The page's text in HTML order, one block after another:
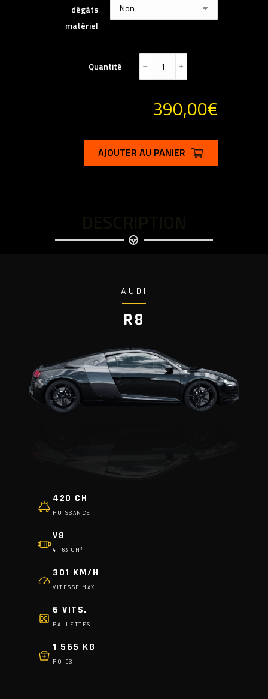
dégâts
matériel
Quantité ﹣ ﹢
390,00€
AJOUTER AU PANIER
AUDI
R8
420 CH
PUISSANCE
V8
4 163 CM³
301 KM/H
VITESSE MAX
6 VITS.
PALLETTES
1 565 KG
POIDS